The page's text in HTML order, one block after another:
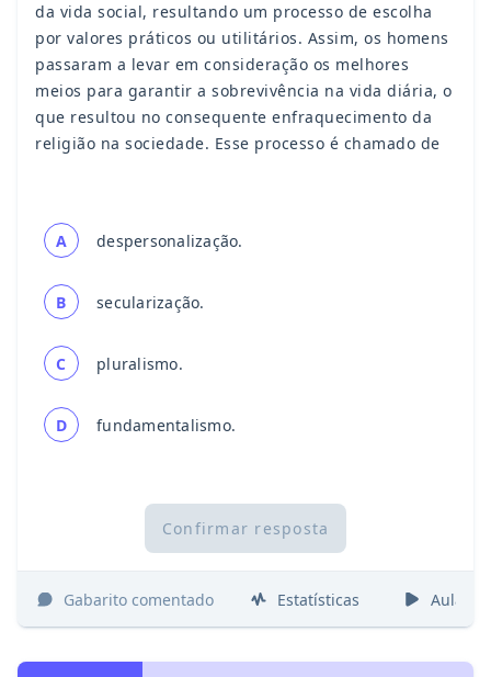
da vida social, resultando um processo de escolha
por valores práticos ou utilitários. Assim, os homens
passaram a levar em consideração os melhores
meios para garantir a sobrevivência na vida diária, o
que resultou no consequente enfraquecimento da
religião na sociedade. Esse processo é chamado de
A despersonalização.
B secularização.
C pluralismo.
D fundamentalismo.
Confirmar resposta
Gabarito comentado Estatísticas Aulas